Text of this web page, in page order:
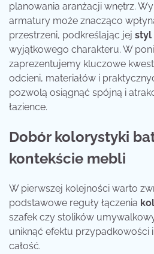
planowania aranżacji wnętrz.
armatury może znacząco
przestrzeni, podkreślając jej styl
wyjątkowego charakteru. W
zaprezentujemy kluczowe
odcieni, materiałów i
pozwolą osiągnąć spójną i
łazience.
Dobór kolorystyki
kontekście mebli
W pierwszej kolejności warto
podstawowe reguły łączenia
szafek czy stolików
uniknąć efektu przypadkowości
całość.